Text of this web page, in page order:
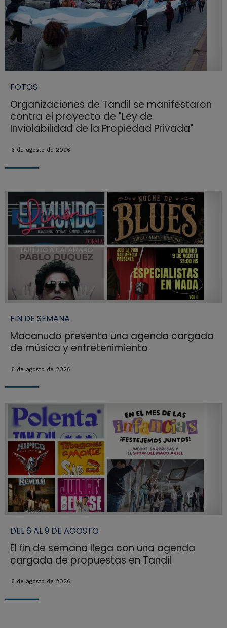
FOTOS
Organizaciones de Tandil se manifestaron
contra el proyecto de "Ley de
Inviolabilidad de la Propiedad Privada"
6 de agosto de 2026
FIN DE SEMANA
Macanudo presenta una agenda cargada
de música y entretenimiento
6 de agosto de 2026
DEL 6 AL 9 DE AGOSTO
El fin de semana llega con una agenda
cargada de propuestas en Tandil
6 de agosto de 2026